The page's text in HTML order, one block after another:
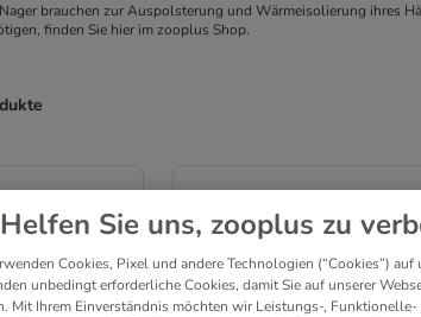
brauchen zur Auspolsterung und Wärmeisolierung ihres
finden Sie hier im zooplus Shop.
Helfen Sie uns, zooplus zu
Cookies, Pixel und andere Technologien (“Cookies”) auf
unbedingt erforderliche Cookies, damit Sie auf unserer
Mit Ihrem Einverständnis möchten wir Leistungs-,